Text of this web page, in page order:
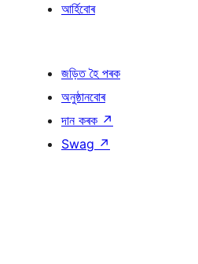
আৰ্হিবোৰ
জড়িত হৈ পৰক
অনুষ্ঠানবোৰ
দান কৰক ↗
Swag ↗